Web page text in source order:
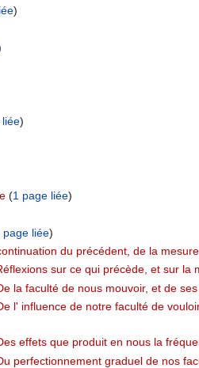
)
)
‏‎ (1 page liée)
page liée)
du précédent, de la
sur ce qui précède, et sur la
la faculté de nous mouvoir, et de
l' influence de notre faculté de
effets que produit en nous la
perfectionnement graduel de nos